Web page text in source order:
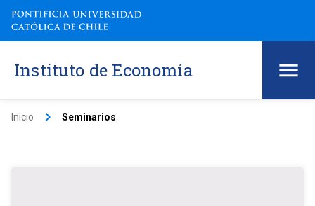
Instituto de Economía
Inicio keyboard_arrow_right Seminarios